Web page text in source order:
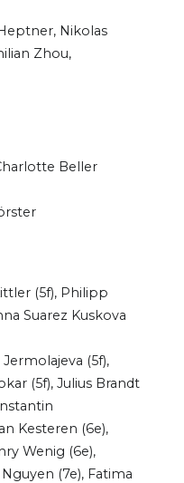
Nikolas
Zhou,
Beller
(5f), Philipp
Suarez Kuskova
(5f),
(5f), Julius Brandt
Kesteren (6e),
Wenig (6e),
(7e), Fatima